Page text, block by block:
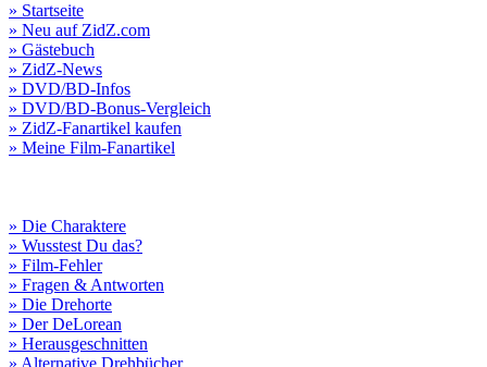
» Startseite
» Neu auf ZidZ.com
» Gästebuch
» ZidZ-News
» DVD/BD-Infos
» DVD/BD-Bonus-Vergleich
» ZidZ-Fanartikel kaufen
» Meine Film-Fanartikel
» Die Charaktere
» Wusstest Du das?
» Film-Fehler
» Fragen & Antworten
» Die Drehorte
» Der DeLorean
» Herausgeschnitten
» Alternative Drehbücher